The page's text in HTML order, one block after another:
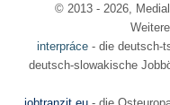
© 2013 - 2026,
interpráce- die deutsch-
deutsch-slowakische